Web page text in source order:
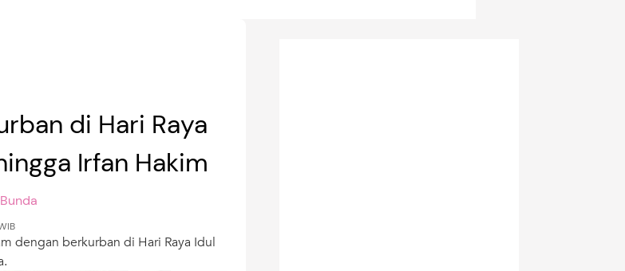
di Hari Raya
Irfan Hakim
dengan berkurban di Hari Raya Idul